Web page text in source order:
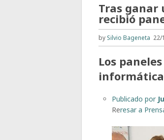
Tras ganar
recibió
by Silvio Bageneta 22/
Los
Publicado por
Reresar a